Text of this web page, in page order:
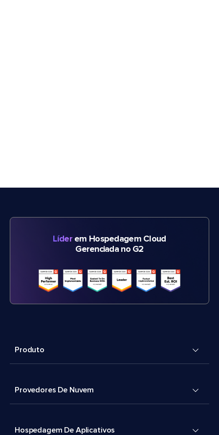
Líderem Hospedagem Cloud
Gerenciada no G2
Produto
Provedores De Nuvem
Hospedagem De Aplicativos